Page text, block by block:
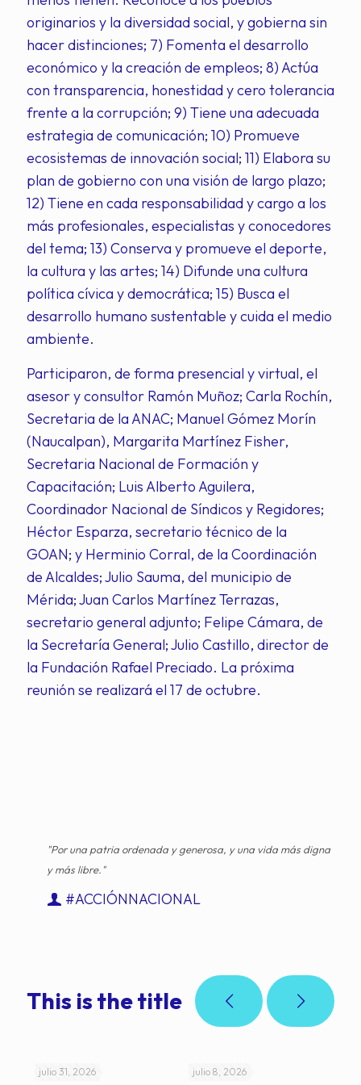
originarios y la diversidad social, y gobierna sin
hacer distinciones; 7) Fomenta el desarrollo
económico y la creación de empleos; 8) Actúa
con transparencia, honestidad y cero tolerancia
frente a la corrupción; 9) Tiene una adecuada
estrategia de comunicación; 10) Promueve
ecosistemas de innovación social; 11) Elabora su
plan de gobierno con una visión de largo plazo;
12) Tiene en cada responsabilidad y cargo a los
más profesionales, especialistas y conocedores
del tema; 13) Conserva y promueve el deporte,
la cultura y las artes; 14) Difunde una cultura
política cívica y democrática; 15) Busca el
desarrollo humano sustentable y cuida el medio
ambiente.
Participaron, de forma presencial y virtual, el
asesor y consultor Ramón Muñoz; Carla Rochín,
Secretaria de la ANAC; Manuel Gómez Morín
(Naucalpan), Margarita Martínez Fisher,
Secretaria Nacional de Formación y
Capacitación; Luis Alberto Aguilera,
Coordinador Nacional de Síndicos y Regidores;
Héctor Esparza, secretario técnico de la
GOAN; y Herminio Corral, de la Coordinación
de Alcaldes; Julio Sauma, del municipio de
Mérida; Juan Carlos Martínez Terrazas,
secretario general adjunto; Felipe Cámara, de
la Secretaría General; Julio Castillo, director de
la Fundación Rafael Preciado. La próxima
reunión se realizará el 17 de octubre.
"Por una patria ordenada y generosa, y una vida más digna
y más libre."
#ACCIÓNNACIONAL
This is the title
julio 31, 2026 julio 8, 2026